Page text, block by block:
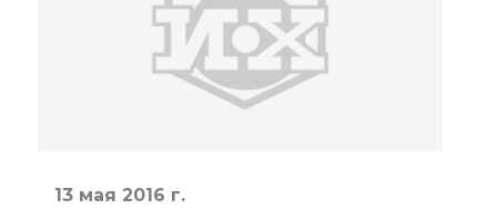
13 мая 2016 г.